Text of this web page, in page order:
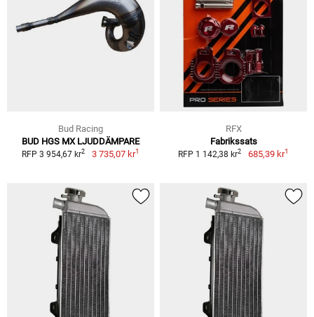
Bud Racing
BUD HGS MX LJUDDÄMPARE
RFP 3 954,67 kr2 3 735,07 kr1
RFX
Fabrikssats
RFP 1 142,38 kr2 685,39 kr1